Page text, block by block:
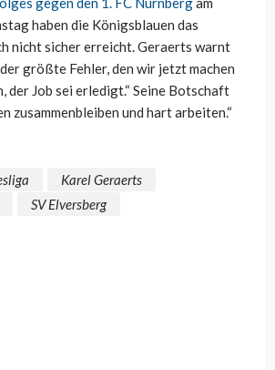
haben die Königsblauen das
nicht sicher erreicht. Geraerts warnt
größte Fehler, den wir jetzt machen
der Job sei erledigt.“ Seine Botschaft
zusammenbleiben und hart arbeiten.“
Karel Geraerts
SV Elversberg